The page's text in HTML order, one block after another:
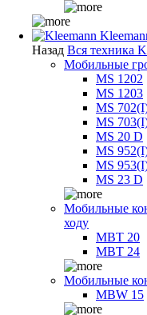
Назад Вся техника
Мобильные
MS 1202
MS 1203
MS
MS
MS 20 D
MS
MS
MS 23 D
Мобильные
ходу
MBT 20
MBT 24
Мобильные
MBW 15